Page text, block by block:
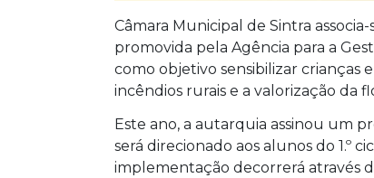
Câmara Municipal de Sintra
promovida pela Agência para a
como objetivo sensibilizar crianças
incêndios rurais e a valorização da
Este ano, a autarquia assinou um
será direcionado aos alunos do 1.º
implementação decorrerá através